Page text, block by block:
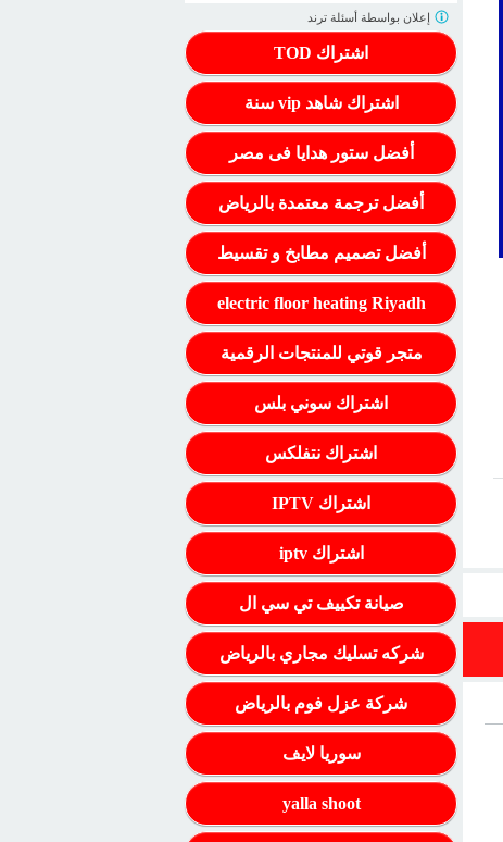
اشتراك TOD
اشتراك شاهد vip سنة
أفضل ستور هدايا فى مصر
أفضل ترجمة معتمدة بالرياض
أفضل تصميم مطابخ و تقسيط
electric floor heating Riyadh
متجر قوتي للمنتجات الرقمية
اشتراك سوني بلس
اشتراك نتفلكس
اشتراك IPTV
اشتراك iptv
صيانة تكييف تي سي ال
شركه تسليك مجاري بالرياض
شركة عزل فوم بالرياض
سوريا لايف
yalla shoot
إعلان بواسطةأسئلة ترند